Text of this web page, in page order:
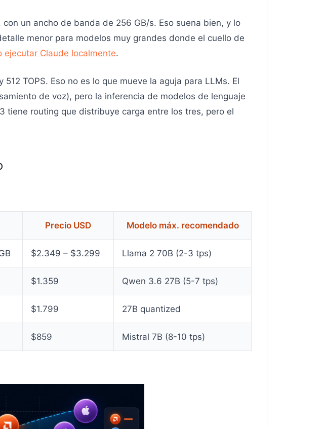
un ancho de banda de 256 GB/s. Eso suena bien, y lo
menor para modelos muy grandes donde el cuello de
ejecutar Claude localmente.
TOPS. Eso no es lo que mueve la aguja para LLMs. El
de voz), pero la inferencia de modelos de lenguaje
tiene routing que distribuye carga entre los tres, pero el
Precio USD Modelo máx. recomendado
$2.349 – $3.299 Llama 2 70B (2-3 tps)
$1.359 Qwen 3.6 27B (5-7 tps)
$1.799 27B quantized
$859 Mistral 7B (8-10 tps)